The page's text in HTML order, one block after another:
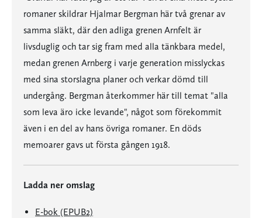
romaner skildrar Hjalmar Bergman här två grenar av
samma släkt, där den adliga grenen Arnfelt är
livsduglig och tar sig fram med alla tänkbara medel,
medan grenen Arnberg i varje generation misslyckas
med sina storslagna planer och verkar dömd till
undergång. Bergman återkommer här till temat "alla
som leva äro icke levande", något som förekommit
även i en del av hans övriga romaner. En döds
memoarer gavs ut första gången 1918.
Ladda ner omslag
E-bok (EPUB2)